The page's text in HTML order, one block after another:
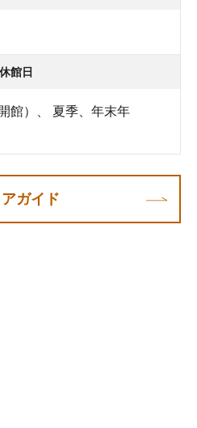
休館日
館）、 夏季、年末年
ガイド